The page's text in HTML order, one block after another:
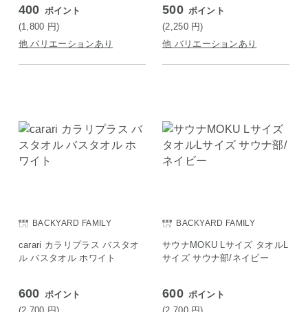
400 ポイント
(1,800 円)
他 バリエーションあり
500 ポイント
(2,250 円)
他 バリエーションあり
BACKYARD FAMILY
carari カラリプラス バスタオ
ル バスタオル ホワイト
600 ポイント
BACKYARD FAMILY
サウナMOKU Lサイズ タオルL
サイズ サウナ部/ネイビー
600 ポイント